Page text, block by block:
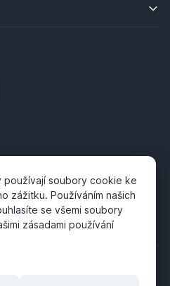
soubory cookie ke
zážitku. Používáním našich
se všemi soubory
zásadami používání